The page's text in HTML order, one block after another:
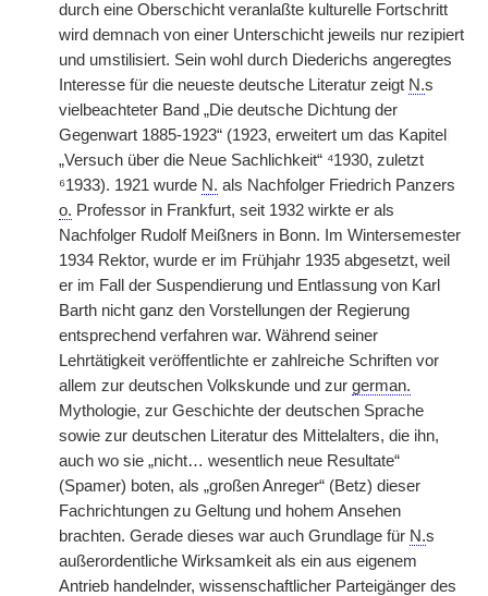
durch eine Oberschicht veranlaßte kulturelle Fortschritt
wird demnach von einer Unterschicht jeweils nur rezipiert
und umstilisiert. Sein wohl durch Diederichs angeregtes
Interesse für die neueste deutsche Literatur zeigt N.s
vielbeachteter Band „Die deutsche Dichtung der
Gegenwart 1885-1923“ (1923, erweitert um das Kapitel
„Versuch über die Neue Sachlichkeit“ ⁴1930, zuletzt
⁶1933). 1921 wurde N. als Nachfolger Friedrich Panzers
o. Professor in Frankfurt, seit 1932 wirkte er als
Nachfolger Rudolf Meißners in Bonn. Im Wintersemester
1934 Rektor, wurde er im Frühjahr 1935 abgesetzt, weil
er im Fall der Suspendierung und Entlassung von Karl
Barth nicht ganz den Vorstellungen der Regierung
entsprechend verfahren war. Während seiner
Lehrtätigkeit veröffentlichte er zahlreiche Schriften vor
allem zur deutschen Volkskunde und zur german.
Mythologie, zur Geschichte der deutschen Sprache
sowie zur deutschen Literatur des Mittelalters, die ihn,
auch wo sie „nicht… wesentlich neue Resultate“
(Spamer) boten, als „großen Anreger“ (Betz) dieser
Fachrichtungen zu Geltung und hohem Ansehen
brachten. Gerade dieses war auch Grundlage für N.s
außerordentliche Wirksamkeit als ein aus eigenem
Antrieb handelnder, wissenschaftlicher Parteigänger des